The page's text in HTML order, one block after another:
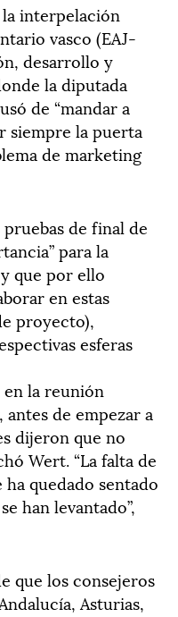
interpelación
vasco (EAJ-
desarrollo y
la diputada
de “mandar a
siempre la puerta
de marketing
de final de
para la
que por ello
en estas
proyecto),
esferas
en la reunión
de empezar a
dijeron que no
Wert. “La falta de
quedado sentado
han levantado”,
que los consejeros
Asturias,